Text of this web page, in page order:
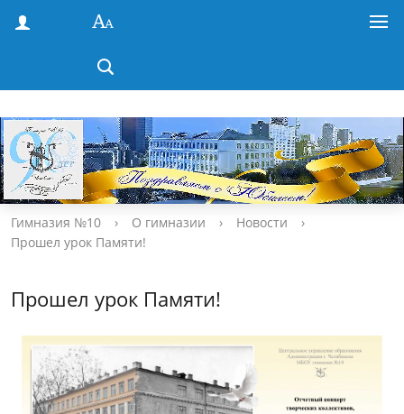
Гимназия №10 › О гимназии › Новости
›
Прошел урок Памяти!
Прошел урок Памяти!